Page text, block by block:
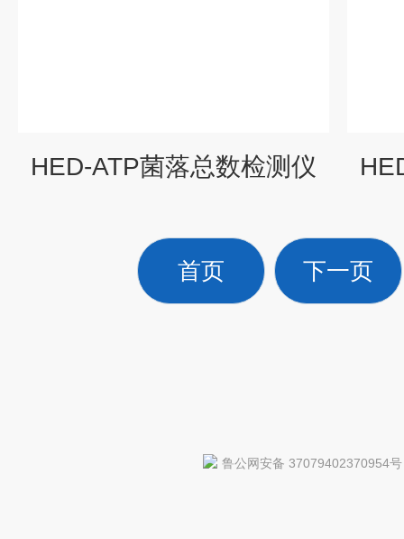
HED-ATP菌落总数检测仪
首页 下一页
鲁公网安备 37079402370954号